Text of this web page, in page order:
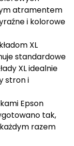
atramentem
i kolorowe
XL
standardowe
XL idealnie
stron i
Epson
tak,
razem